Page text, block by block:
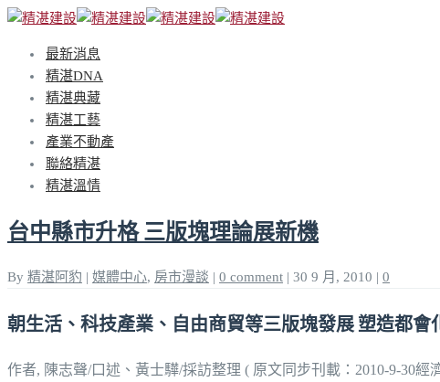
最新消息
精湛DNA
精湛典藏
精湛工藝
產業不動產
聯絡精湛
精湛溫情
台中縣市升格 三版塊理論展新機
By 精湛阿豹 | 媒體中心, 房市漫談 | 0 comment | 30 9 月, 2010 | 0
朝生活、科技產業、自由商貿等三版塊發展 塑造都會
作者, 陳志聲/口述、黃士驊/採訪整理 ( 原文同步刊載：2010-9-30經